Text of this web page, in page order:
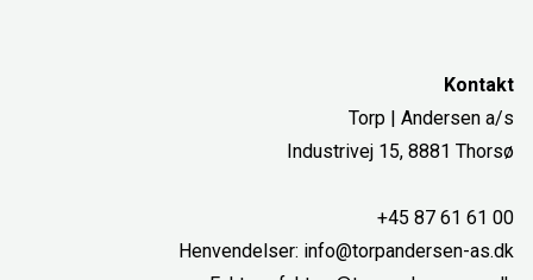
Kontakt
Torp | Andersen a/s
Industrivej 15, 8881 Thorsø
+45 87 61 61 00
Henvendelser: info@torpandersen-as.dk